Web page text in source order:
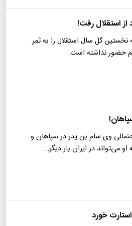
از استقلال رفت!
نخستین گل سال استقلال را به ثمر
حضور نداشته است.
وی سام بن یدر در سپاهان و
می‌تواند در ایران بار دیگر…
خورد